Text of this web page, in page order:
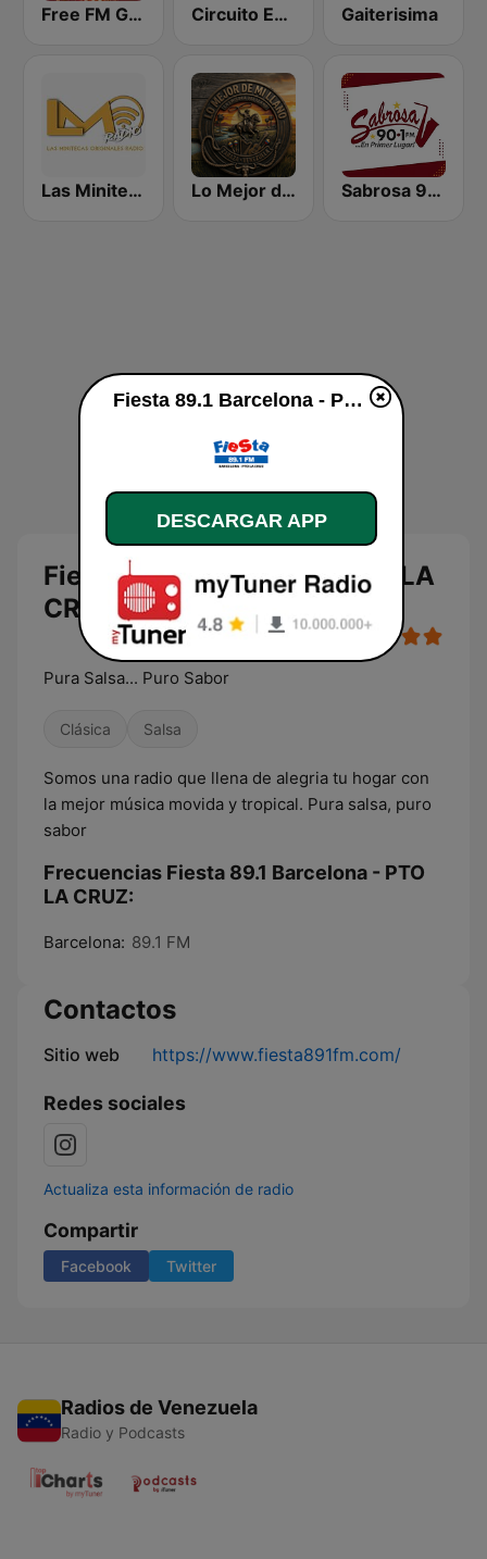
Free FM Gaita Circuito Exitos 99.9 FM Gaiterisima
Las Minitecas Originales Lo Mejor de Mi Llano Sabrosa 90.1 FM
Fiesta 89.1 Barcelona - PTO LA
CRUZ en vivo
Pura Salsa... Puro Sabor
Clásica Salsa
Somos una radio que llena de alegria tu hogar con
la mejor música movida y tropical. Pura salsa, puro
sabor
Frecuencias Fiesta 89.1 Barcelona - PTO
LA CRUZ:
Barcelona: 89.1 FM
Contactos
Sitio web https://www.fiesta891fm.com/
Redes sociales
Actualiza esta información de radio
Compartir
Facebook Twitter
Radios de Venezuela
Radio y Podcasts
Fiesta 89.1 Barcelona - PTO LA CRUZ en directo
DESCARGAR APP